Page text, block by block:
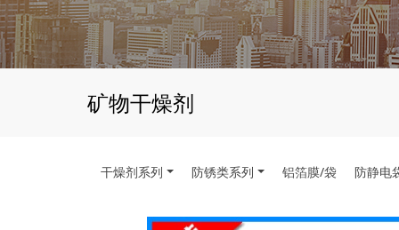
矿物干燥剂
干燥剂系列 防锈类系列 铝箔膜/袋 防静电